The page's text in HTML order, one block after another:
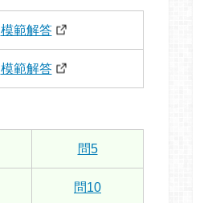
模範解答
模範解答
問5
問10